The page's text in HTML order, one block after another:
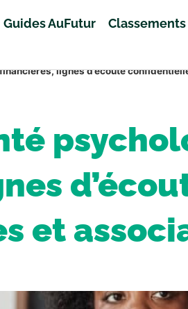
Guides AuFutur Classements
lignes d’écoute
et